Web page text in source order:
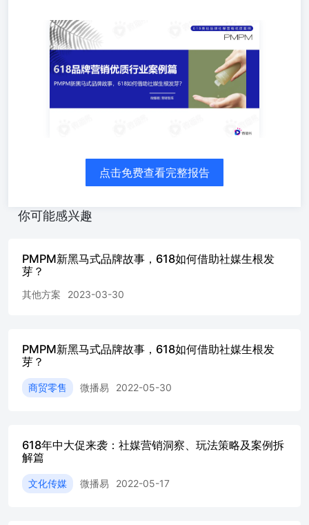
618美妆品牌社媒营销优质案例 618品牌营销优质行业案例
篇 PMPM新黑马式品牌故事，618如何借助社媒生根发芽？
微播易|营销智库 品牌 历程 2019年10月，闪烁和联合创始
人Wen成立了护肤品牌PMPM，品牌名来自法语
Pour(le)MondePour(le)Monde，意为“去往世界，探索世
界”。PMPM由此成为中国首个以探索为品牌理念的护肤品
天使轮融资；2020年6月完成Pre-A轮融资；2020年10月20
2020年3月，PMPM第一款产品“发光面团”涂抹面膜面世。
这款产品上市后迅速登上天猫涂抹式面膜品类TOP2。
PMPM上线仅半年，GMV已达1500万，2020年，品牌GMV
PMPM作为企业代表受邀出席联合国《生物多样性公约》缔
高决策机构。 品牌责任 产品革新 品牌拓展 品牌创立 品牌
给消费者”的品牌理念助力品牌内容营销 品牌故事 用情感讲
故事：“远方”与探索极大程度满足年轻消费者情感连结和诉
家专利 用产品讲故事：产品多以核心自然成分+功效命名，
销量破亿，系列产品以黑马之势成为水乳 品类爆款单品，
水不仅位列水乳品类NO.1,更名列全网全品类00后消费热卖
增长466% PMPM的“镇店水乳No.1”海茴香水乳套装入围“护
肤礼盒金榜” 品牌目标人群 PMPM不仅局限于身份因素，而
点击免费查看完整报告
你可能感兴趣
PMPM新黑马式品牌故事，618如何借助社媒生根发
芽？
其他方案 2023-03-30
PMPM新黑马式品牌故事，618如何借助社媒生根发
芽？
商贸零售 微播易 2022-05-30
618年中大促来袭：社媒营销洞察、玩法策略及案例拆
解篇
文化传媒 微播易 2022-05-17